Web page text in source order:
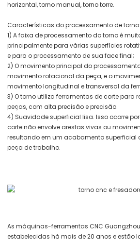
horizontal, torno manual, torno torre.
Características do processamento de torno:
1) A faixa de processamento do torno é
principalmente para várias superfícies
e para o processamento de sua face final;
2) O movimento principal do
movimento rotacional da peça, e o
movimento longitudinal e transversal da
3) O torno utiliza ferramentas de corte para
peças, com alta precisão e precisão.
4) Suavidade superficial lisa. Isso ocorre
corte não envolve arestas vivas ou
resultando em um acabamento superficial
peça de trabalho.
As máquinas-ferramentas CNC
estabelecidas há mais de 20 anos e estão